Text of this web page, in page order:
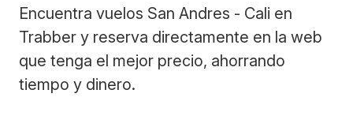
Encuentra vuelos San Andres - Cali en
Trabber y reserva directamente en la web
que tenga el mejor precio, ahorrando
tiempo y dinero.